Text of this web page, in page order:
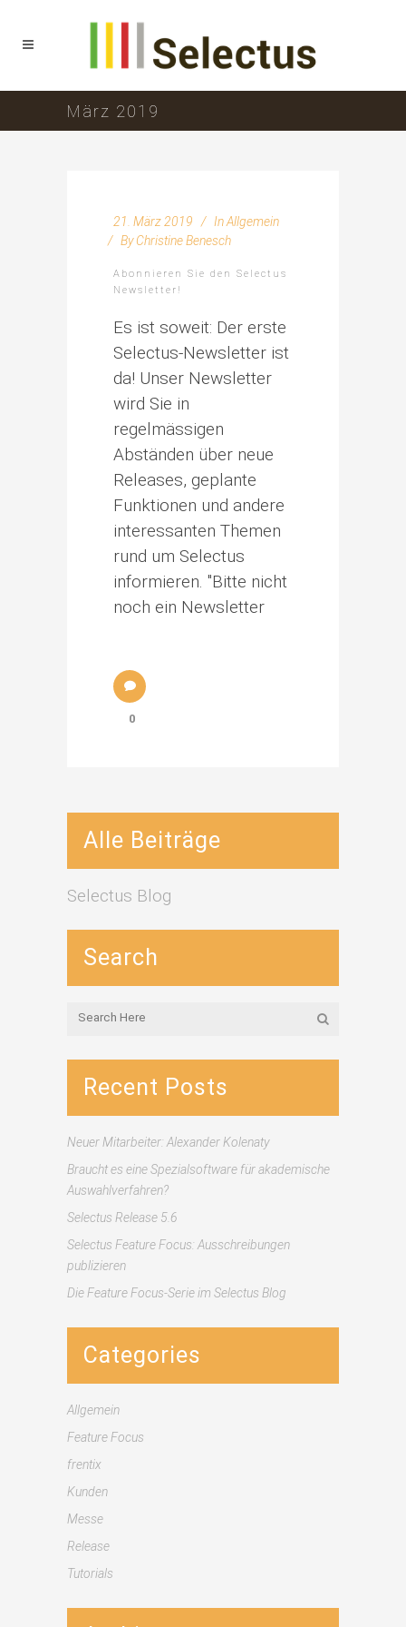
März 2019
21. März 2019 InAllgemein
By Christine Benesch
Abonnieren Sie den Selectus
Newsletter!
Es ist soweit: Der erste
Selectus-Newsletter ist
da! Unser Newsletter
wird Sie in
regelmässigen
Abständen über neue
Releases, geplante
Funktionen und andere
interessanten Themen
rund um Selectus
informieren. "Bitte nicht
noch ein Newsletter
0
Alle Beiträge
Selectus Blog
Search
Recent Posts
Neuer Mitarbeiter: Alexander Kolenaty
Braucht es eine Spezialsoftware für akademische
Auswahlverfahren?
Selectus Release 5.6
Selectus Feature Focus: Ausschreibungen
publizieren
Die Feature Focus-Serie im Selectus Blog
Categories
Allgemein
Feature Focus
frentix
Kunden
Messe
Release
Tutorials